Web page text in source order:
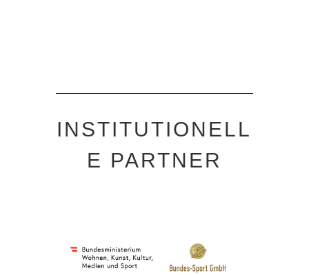
INSTITUTIONELL
E PARTNER